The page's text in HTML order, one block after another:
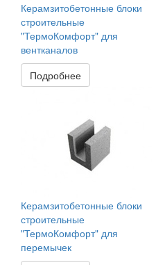
Керамзитобетонные блоки
строительные
"ТермоКомфорт" для
вентканалов
Подробнее
Керамзитобетонные блоки
строительные
"ТермоКомфорт" для
перемычек